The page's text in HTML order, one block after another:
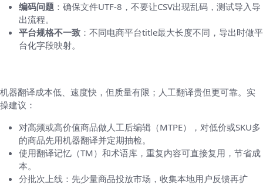
编码问题 ：确保文件UTF-8，不要让CSV出现乱码，测试导入导
出流程。
平台规格不一致 ：不同电商平台title最大长度不同，导出时做平
台化字段映射。
机器翻译成本低、速度快，但质量有限；人工翻译贵但更可靠。实
操建议：
对高频或高价值商品做人工后编辑（MTPE），对低价或SKU多
的商品先用机器翻译并定期抽检。
使用翻译记忆（TM）和术语库，重复内容可直接复用，节省成
本。
分批次上线：先少量商品投放市场，收集本地用户反馈再扩